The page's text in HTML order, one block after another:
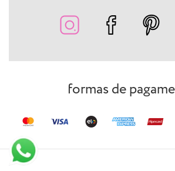
formas de